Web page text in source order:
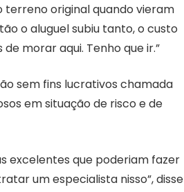
terreno original quando vieram
o aluguel subiu tanto, o custo
morar aqui. Tenho que ir.”
sem fins lucrativos chamada
em situação de risco e de
excelentes que poderiam fazer
um especialista nisso”, disse